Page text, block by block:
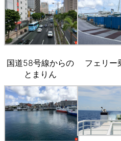
国道58号線からの
とまりん
フェリー